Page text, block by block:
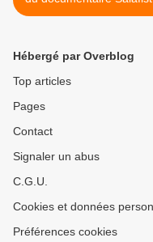
est annulée par le
Hébergé par Overblog
Top articles
Pages
Contact
Signaler un abus
C.G.U.
Cookies et données
Préférences cookies